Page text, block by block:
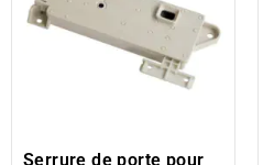
Serrure de porte pour